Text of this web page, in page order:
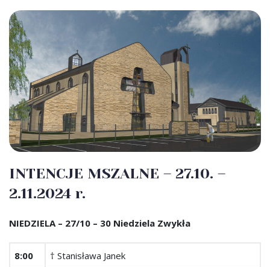
INTENCJE MSZALNE – 27.10. –
2.11.2024 r.
NIEDZIELA – 27/10 – 30 Niedziela Zwykła
8:00 † Stanisława Janek